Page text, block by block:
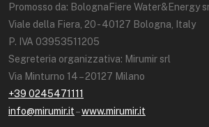
Promosso da: BolognaFiere Water&Energy
Viale della Fiera, 20 - 40127 Bologna, Italy
P. IVA 03953511205
Segreteria organizzativa: Mirumir srl
Via Minturno 14 – 20127 Milano
+39 0245471111
info@mirumir.it–www.mirumir.it